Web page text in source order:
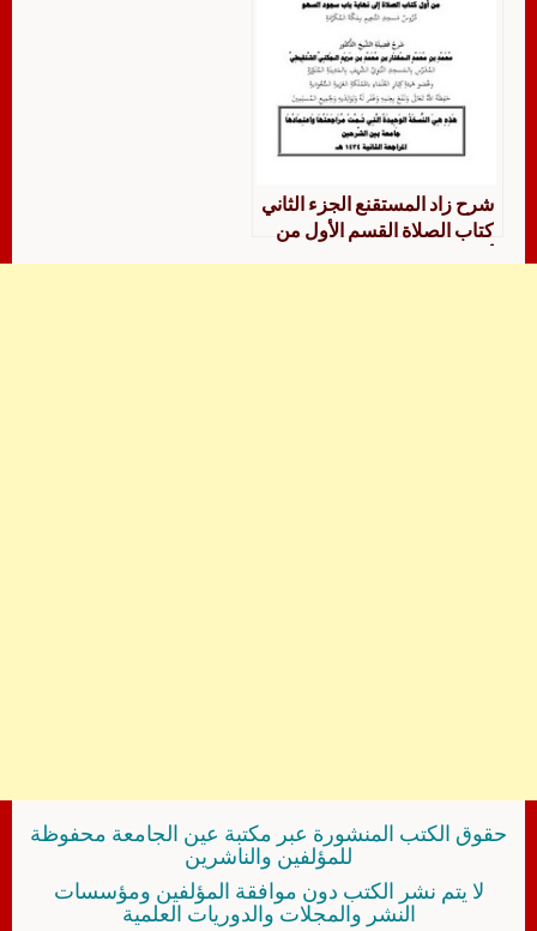
شرح زاد المستقنع الجزء الثاني
كتاب الصلاة القسم الأول من
حقوق الكتب المنشورة عبر مكتبة عين الجامعة محفوظة
للمؤلفين والناشرين
لا يتم نشر الكتب دون موافقة المؤلفين ومؤسسات
النشر والمجلات والدوريات العلمية